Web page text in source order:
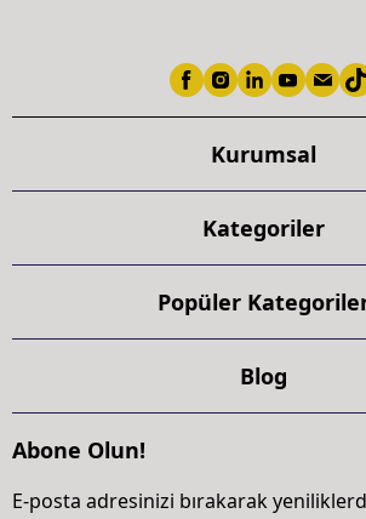
Kurumsal
Kategoriler
Popüler
Blog
Abone Olun!
E-posta adresinizi bırakarak